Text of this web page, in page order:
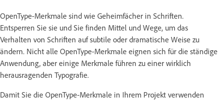
OpenType-Merkmale sind wie Geheimfächer in Schriften.
Entsperren Sie sie und Sie finden Mittel und Wege, um das
Verhalten von Schriften auf subtile oder dramatische Weise zu
ändern. Nicht alle OpenType-Merkmale eignen sich für die ständige
Anwendung, aber einige Merkmale führen zu einer wirklich
herausragenden Typografie.
Damit Sie die OpenType-Merkmale in Ihrem Projekt verwenden